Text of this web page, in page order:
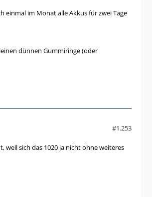
einmal im Monat alle Akkus für zwei Tage
dünnen Gummiringe (oder
#1.253
weil sich das 1020 ja nicht ohne weiteres